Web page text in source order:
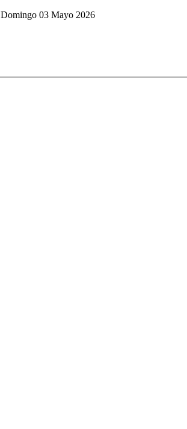
Domingo 03 Mayo 2026